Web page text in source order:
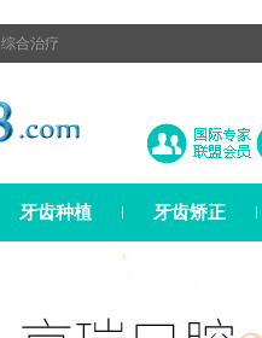
综合治疗
牙齿种植 牙齿矫正